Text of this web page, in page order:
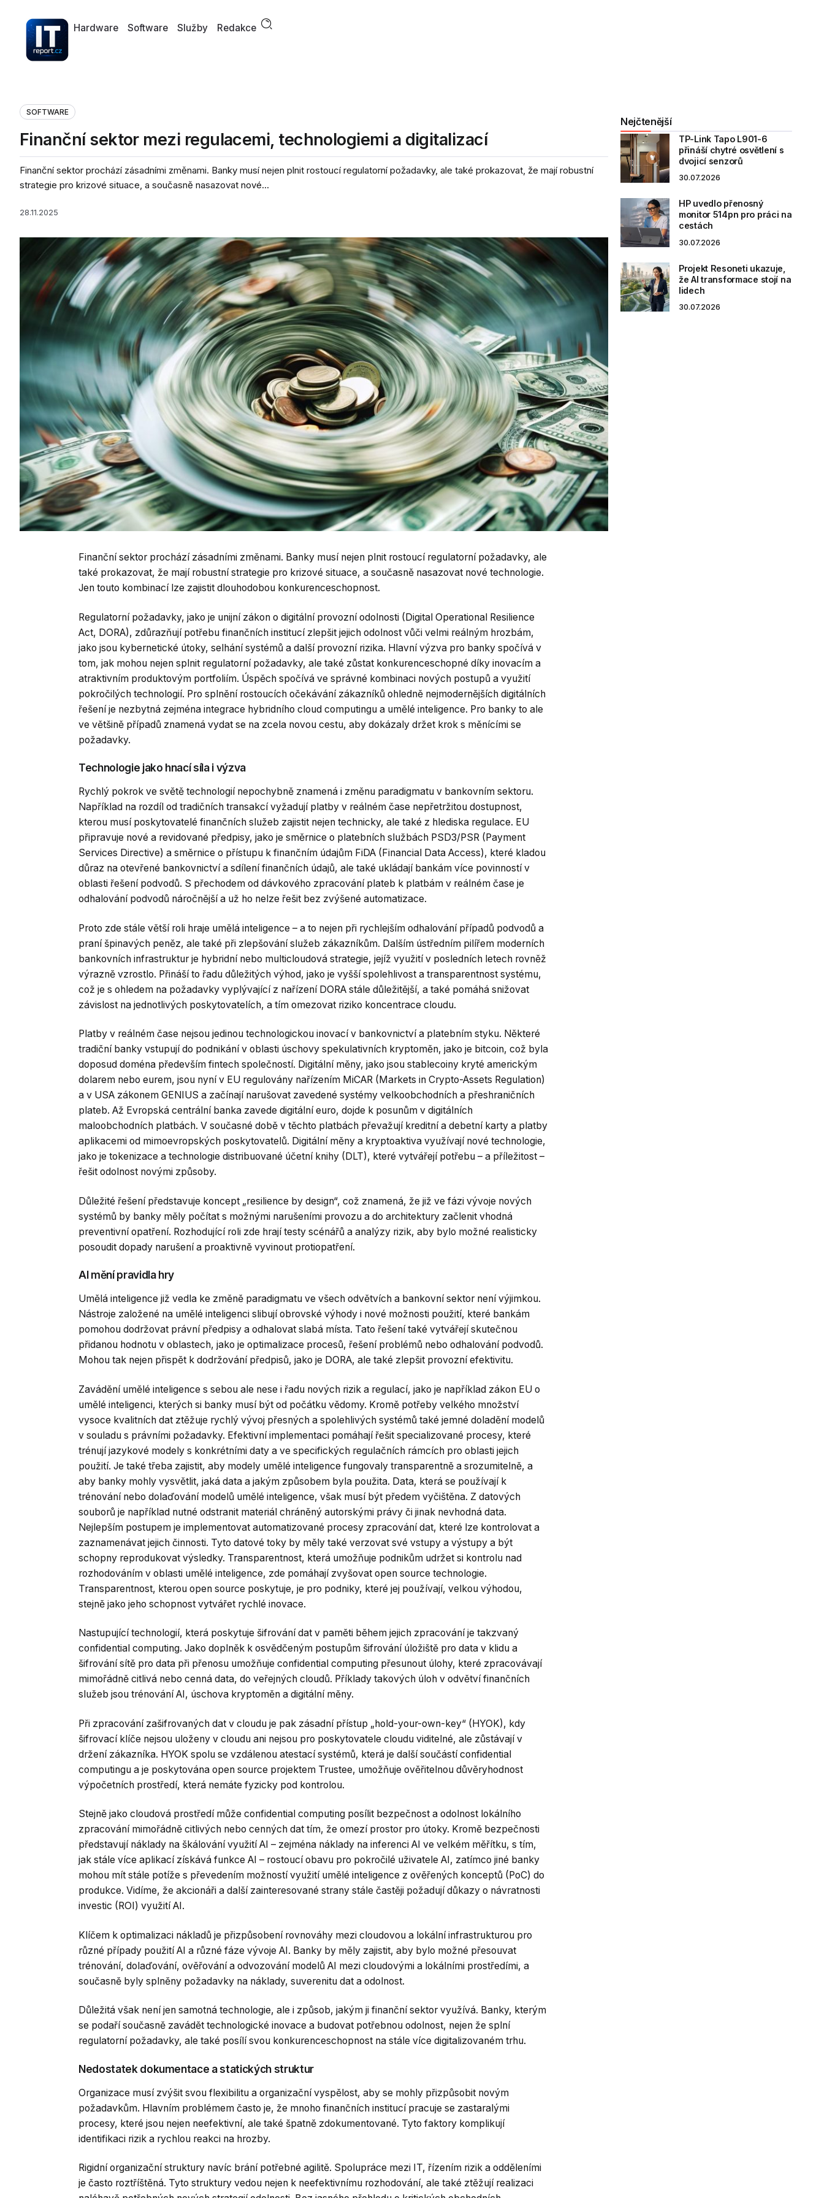
Hardware Software Služby Redakce
SOFTWARE
Finanční sektor mezi regulacemi, technologiemi a digitalizací
Finanční sektor prochází zásadními změnami. Banky musí nejen plnit rostoucí regulatorní požadavky, ale také prokazovat, že mají robustní
strategie pro krizové situace, a současně nasazovat nové...
28.11.2025
Finanční sektor prochází zásadními změnami. Banky musí nejen plnit rostoucí regulatorní požadavky, ale
také prokazovat, že mají robustní strategie pro krizové situace, a současně nasazovat nové technologie.
Jen touto kombinací lze zajistit dlouhodobou konkurenceschopnost.
Regulatorní požadavky, jako je unijní zákon o digitální provozní odolnosti (Digital Operational Resilience
Act, DORA), zdůrazňují potřebu finančních institucí zlepšit jejich odolnost vůči velmi reálným hrozbám,
jako jsou kybernetické útoky, selhání systémů a další provozní rizika. Hlavní výzva pro banky spočívá v
tom, jak mohou nejen splnit regulatorní požadavky, ale také zůstat konkurenceschopné díky inovacím a
atraktivním produktovým portfoliím. Úspěch spočívá ve správné kombinaci nových postupů a využití
pokročilých technologií. Pro splnění rostoucích očekávání zákazníků ohledně nejmodernějších digitálních
řešení je nezbytná zejména integrace hybridního cloud computingu a umělé inteligence. Pro banky to ale
ve většině případů znamená vydat se na zcela novou cestu, aby dokázaly držet krok s měnícími se
požadavky.
Technologie jako hnací síla i výzva
Rychlý pokrok ve světě technologií nepochybně znamená i změnu paradigmatu v bankovním sektoru.
Například na rozdíl od tradičních transakcí vyžadují platby v reálném čase nepřetržitou dostupnost,
kterou musí poskytovatelé finančních služeb zajistit nejen technicky, ale také z hlediska regulace. EU
připravuje nové a revidované předpisy, jako je směrnice o platebních službách PSD3/PSR (Payment
Services Directive) a směrnice o přístupu k finančním údajům FiDA (Financial Data Access), které kladou
důraz na otevřené bankovnictví a sdílení finančních údajů, ale také ukládají bankám více povinností v
oblasti řešení podvodů. S přechodem od dávkového zpracování plateb k platbám v reálném čase je
odhalování podvodů náročnější a už ho nelze řešit bez zvýšené automatizace.
Proto zde stále větší roli hraje umělá inteligence – a to nejen při rychlejším odhalování případů podvodů a
praní špinavých peněz, ale také při zlepšování služeb zákazníkům. Dalším ústředním pilířem moderních
bankovních infrastruktur je hybridní nebo multicloudová strategie, jejíž využití v posledních letech rovněž
výrazně vzrostlo. Přináší to řadu důležitých výhod, jako je vyšší spolehlivost a transparentnost systému,
což je s ohledem na požadavky vyplývající z nařízení DORA stále důležitější, a také pomáhá snižovat
závislost na jednotlivých poskytovatelích, a tím omezovat riziko koncentrace cloudu.
Platby v reálném čase nejsou jedinou technologickou inovací v bankovnictví a platebním styku. Některé
tradiční banky vstupují do podnikání v oblasti úschovy spekulativních kryptoměn, jako je bitcoin, což byla
doposud doména především fintech společností. Digitální měny, jako jsou stablecoiny kryté americkým
dolarem nebo eurem, jsou nyní v EU regulovány nařízením MiCAR (Markets in Crypto-Assets Regulation)
a v USA zákonem GENIUS a začínají narušovat zavedené systémy velkoobchodních a přeshraničních
plateb. Až Evropská centrální banka zavede digitální euro, dojde k posunům v digitálních
maloobchodních platbách. V současné době v těchto platbách převažují kreditní a debetní karty a platby
aplikacemi od mimoevropských poskytovatelů. Digitální měny a kryptoaktiva využívají nové technologie,
jako je tokenizace a technologie distribuované účetní knihy (DLT), které vytvářejí potřebu – a příležitost –
řešit odolnost novými způsoby.
Důležité řešení představuje koncept „resilience by design“, což znamená, že již ve fázi vývoje nových
systémů by banky měly počítat s možnými narušeními provozu a do architektury začlenit vhodná
preventivní opatření. Rozhodující roli zde hrají testy scénářů a analýzy rizik, aby bylo možné realisticky
posoudit dopady narušení a proaktivně vyvinout protiopatření.
AI mění pravidla hry
Umělá inteligence již vedla ke změně paradigmatu ve všech odvětvích a bankovní sektor není výjimkou.
Nástroje založené na umělé inteligenci slibují obrovské výhody i nové možnosti použití, které bankám
pomohou dodržovat právní předpisy a odhalovat slabá místa. Tato řešení také vytvářejí skutečnou
přidanou hodnotu v oblastech, jako je optimalizace procesů, řešení problémů nebo odhalování podvodů.
Mohou tak nejen přispět k dodržování předpisů, jako je DORA, ale také zlepšit provozní efektivitu.
Zavádění umělé inteligence s sebou ale nese i řadu nových rizik a regulací, jako je například zákon EU o
umělé inteligenci, kterých si banky musí být od počátku vědomy. Kromě potřeby velkého množství
vysoce kvalitních dat ztěžuje rychlý vývoj přesných a spolehlivých systémů také jemné doladění modelů
v souladu s právními požadavky. Efektivní implementaci pomáhají řešit specializované procesy, které
trénují jazykové modely s konkrétními daty a ve specifických regulačních rámcích pro oblasti jejich
použití. Je také třeba zajistit, aby modely umělé inteligence fungovaly transparentně a srozumitelně, a
aby banky mohly vysvětlit, jaká data a jakým způsobem byla použita. Data, která se používají k
trénování nebo dolaďování modelů umělé inteligence, však musí být předem vyčištěna. Z datových
souborů je například nutné odstranit materiál chráněný autorskými právy či jinak nevhodná data.
Nejlepším postupem je implementovat automatizované procesy zpracování dat, které lze kontrolovat a
zaznamenávat jejich činnosti. Tyto datové toky by měly také verzovat své vstupy a výstupy a být
schopny reprodukovat výsledky. Transparentnost, která umožňuje podnikům udržet si kontrolu nad
rozhodováním v oblasti umělé inteligence, zde pomáhají zvyšovat open source technologie.
Transparentnost, kterou open source poskytuje, je pro podniky, které jej používají, velkou výhodou,
stejně jako jeho schopnost vytvářet rychlé inovace.
Nastupující technologií, která poskytuje šifrování dat v paměti během jejich zpracování je takzvaný
confidential computing. Jako doplněk k osvědčeným postupům šifrování úložiště pro data v klidu a
šifrování sítě pro data při přenosu umožňuje confidential computing přesunout úlohy, které zpracovávají
mimořádně citlivá nebo cenná data, do veřejných cloudů. Příklady takových úloh v odvětví finančních
služeb jsou trénování AI, úschova kryptoměn a digitální měny.
Při zpracování zašifrovaných dat v cloudu je pak zásadní přístup „hold-your-own-key“ (HYOK), kdy
šifrovací klíče nejsou uloženy v cloudu ani nejsou pro poskytovatele cloudu viditelné, ale zůstávají v
držení zákazníka. HYOK spolu se vzdálenou atestací systémů, která je další součástí confidential
computingu a je poskytována open source projektem Trustee, umožňuje ověřitelnou důvěryhodnost
výpočetních prostředí, která nemáte fyzicky pod kontrolou.
Stejně jako cloudová prostředí může confidential computing posílit bezpečnost a odolnost lokálního
zpracování mimořádně citlivých nebo cenných dat tím, že omezí prostor pro útoky. Kromě bezpečnosti
představují náklady na škálování využití AI – zejména náklady na inferenci AI ve velkém měřítku, s tím,
jak stále více aplikací získává funkce AI – rostoucí obavu pro pokročilé uživatele AI, zatímco jiné banky
mohou mít stále potíže s převedením možností využití umělé inteligence z ověřených konceptů (PoC) do
produkce. Vidíme, že akcionáři a další zainteresované strany stále častěji požadují důkazy o návratnosti
investic (ROI) využití AI.
Klíčem k optimalizaci nákladů je přizpůsobení rovnováhy mezi cloudovou a lokální infrastrukturou pro
různé případy použití AI a různé fáze vývoje AI. Banky by měly zajistit, aby bylo možné přesouvat
trénování, dolaďování, ověřování a odvozování modelů AI mezi cloudovými a lokálními prostředími, a
současně byly splněny požadavky na náklady, suverenitu dat a odolnost.
Důležitá však není jen samotná technologie, ale i způsob, jakým ji finanční sektor využívá. Banky, kterým
se podaří současně zavádět technologické inovace a budovat potřebnou odolnost, nejen že splní
regulatorní požadavky, ale také posílí svou konkurenceschopnost na stále více digitalizovaném trhu.
Nedostatek dokumentace a statických struktur
Organizace musí zvýšit svou flexibilitu a organizační vyspělost, aby se mohly přizpůsobit novým
požadavkům. Hlavním problémem často je, že mnoho finančních institucí pracuje se zastaralými
procesy, které jsou nejen neefektivní, ale také špatně zdokumentované. Tyto faktory komplikují
identifikaci rizik a rychlou reakci na hrozby.
Rigidní organizační struktury navíc brání potřebné agilitě. Spolupráce mezi IT, řízením rizik a odděleními
je často roztříštěná. Tyto struktury vedou nejen k neefektivnímu rozhodování, ale také ztěžují realizaci
Nejčtenější
TP-Link Tapo L901-6
přináší chytré osvětlení s
dvojicí senzorů
30.07.2026
HP uvedlo přenosný
monitor 514pn pro práci na
cestách
30.07.2026
Projekt Resoneti ukazuje,
že AI transformace stojí na
lidech
30.07.2026